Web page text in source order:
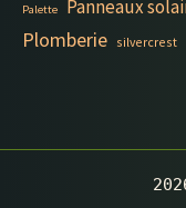
Palette Panneaux
Plomberie silvercrest